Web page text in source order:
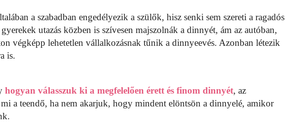
a szabadban engedélyezik a szülők, hisz senki sem szereti a ragadós
utazás közben is szívesen majszolnák a dinnyét, ám az autóban,
végképp lehetetlen vállalkozásnak tűnik a dinnyeevés. Azonban létezik
is.
hogyan válasszuk ki a megfelelően érett és finom dinnyét, az
a teendő, ha nem akarjuk, hogy mindent elöntsön a dinnyelé, amikor